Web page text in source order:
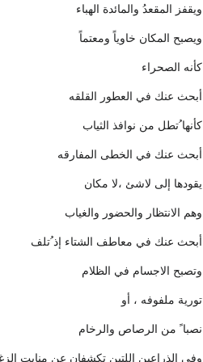
ويقفز المقعدُ والمائدة الهباء
ويصبح المكان خاوياً ومعتماً
كأنه الصحراء
أبحث عنك في العطور القلقه
كأنها ُتطل من نوافذ الثياب
أبحث عنك في الخطى المفارقه
يقودها إلى لاشئ ،لا مكان
وهم الانتظار والحضور والغياب
أبحث عنك في معاطف الشتاء إذ ُتلف
وتصبح الاجسام في الظلام
تورية ملفوفه ، أو
نصبا ً من الرصاص والرخام
وفي الذراعين اللتين تكشفان عن منابت